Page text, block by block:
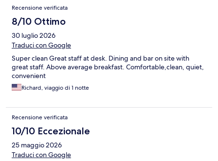
Recensione verificata
8/10 Ottimo
30 luglio 2026
Traduci con Google
Super clean Great staff at desk. Dining and bar on site with
great staff. Above average breakfast. Comfortable,clean, quiet,
convenient
Richard, viaggio di 1 notte
Recensione verificata
10/10 Eccezionale
25 maggio 2026
Traduci con Google